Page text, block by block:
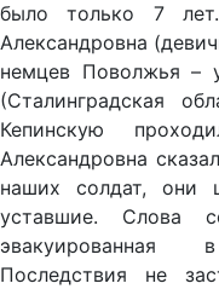
было только 7
Александровна
немцев Поволжья –
(Сталинградская
Кепинскую
Александровна
наших солдат, они
уставшие. Слова
эвакуированная
Последствия не